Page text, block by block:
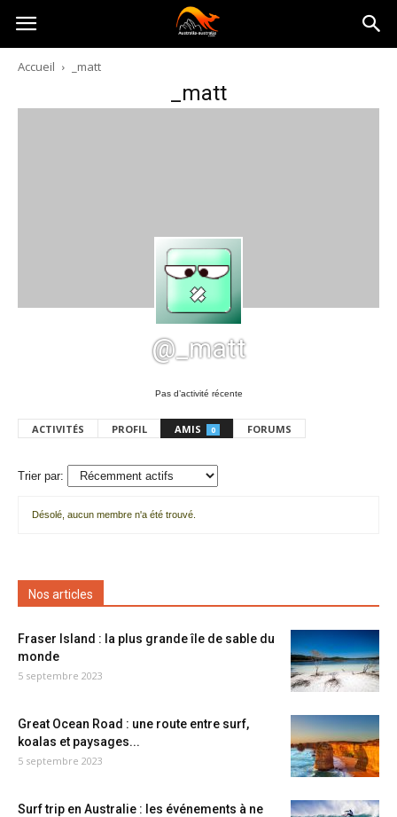
Australia-
australie.com
Accueil _matt
_matt
@_matt
Pas d’activité récente
ACTIVITÉS PROFIL AMIS 0 FORUMS
Trier par:
amis
Désolé, aucun membre n'a été trouvé.
Nos articles
Fraser Island : la plus grande île de sable du
monde
5 septembre 2023
Great Ocean Road : une route entre surf,
koalas et paysages...
5 septembre 2023
Surf trip en Australie : les événements à ne